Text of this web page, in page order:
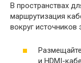
В пространствах
маршрутизация
вокруг источников
и HDMI-